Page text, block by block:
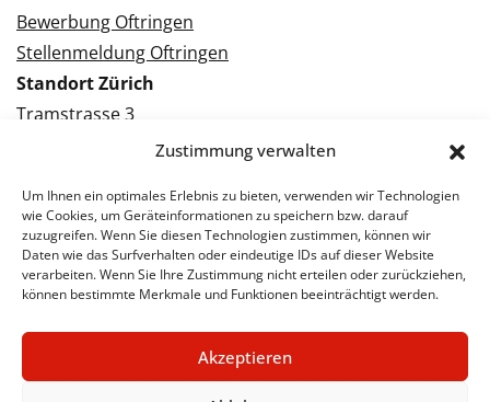
Zustimmung verwalten
Um Ihnen ein optimales Erlebnis zu bieten, verwenden wir Technologien
wie Cookies, um Geräteinformationen zu speichern bzw. darauf
zuzugreifen. Wenn Sie diesen Technologien zustimmen, können wir
Daten wie das Surfverhalten oder eindeutige IDs auf dieser Website
verarbeiten. Wenn Sie Ihre Zustimmung nicht erteilen oder zurückziehen,
können bestimmte Merkmale und Funktionen beeinträchtigt werden.
Akzeptieren
Bewerbung Oftringen
Stellenmeldung Oftringen
Standort Zürich
Tramstrasse 3
Kontakt Zürich
Bewerbung Zürich
Stellenmeldung Zürich